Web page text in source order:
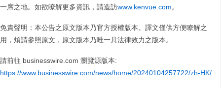
一席之地。如欲瞭解更多資訊，請造訪www.kenvue.com。
免責聲明：本公告之原文版本乃官方授權版本。譯文僅供方便瞭解之
用，煩請參照原文，原文版本乃唯一具法律效力之版本。
請前往 businesswire.com 瀏覽源版本:
https://www.businesswire.com/news/home/20240104257722/zh-HK/